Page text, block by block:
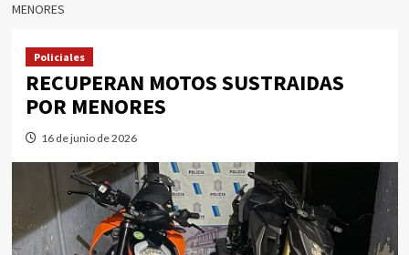
MENORES
Policiales
RECUPERAN MOTOS SUSTRAIDAS
POR MENORES
16 de junio de 2026